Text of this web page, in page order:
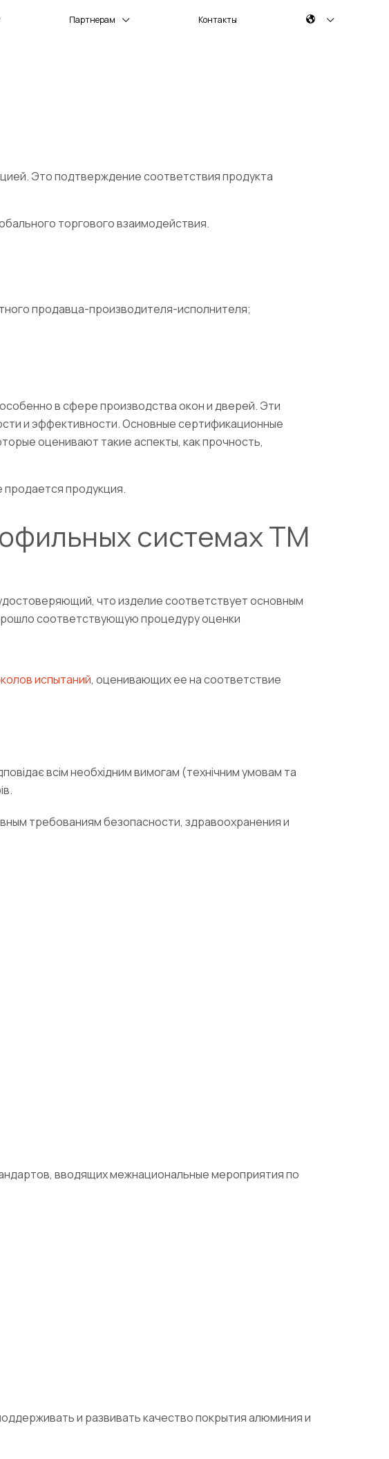
Партнерам Контакты
Это подтверждение соответствия продукта
торгового взаимодействия.
продавца-производителя-исполнителя;
в сфере производства окон и дверей. Эти
и эффективности. Основные сертификационные
оценивают такие аспекты, как прочность,
продается продукция.
системах TM
что изделие соответствует основным
соответствующую процедуру оценки
испытаний, оценивающих ее на соответствие
всім необхідним вимогам (технічним умовам та
требованиям безопасности, здравоохранения и
вводящих межнациональные мероприятия по
и развивать качество покрытия алюминия и